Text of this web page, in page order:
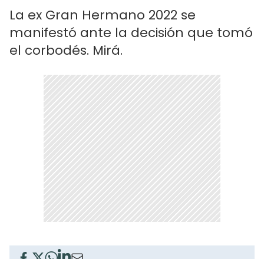
La ex Gran Hermano 2022 se
manifestó ante la decisión que tomó
el corbodés. Mirá.